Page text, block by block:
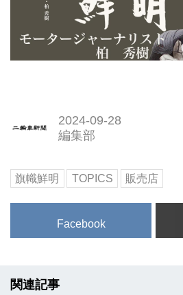
2024-09-28
編集部
旗幟鮮明 TOPICS 販売店
Facebook
関連記事